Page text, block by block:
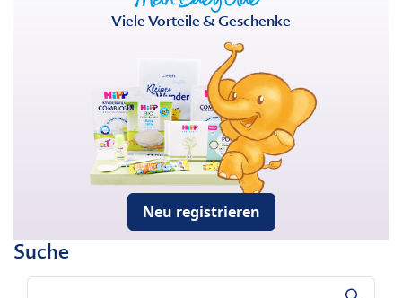
Viele Vorteile & Geschenke
Neu registrieren
Suche